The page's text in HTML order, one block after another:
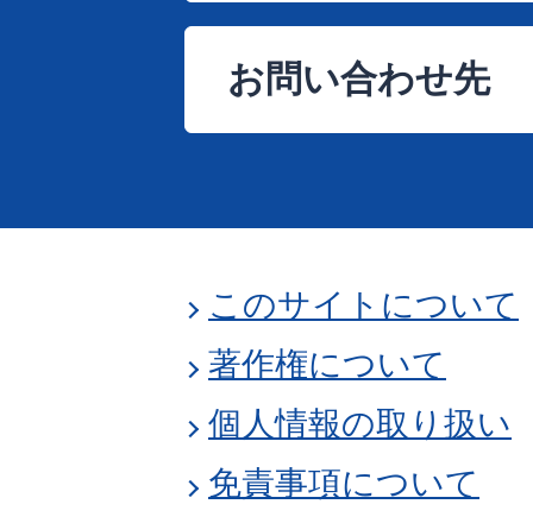
お問い合わせ先
このサイトについて
著作権について
個人情報の取り扱い
免責事項について